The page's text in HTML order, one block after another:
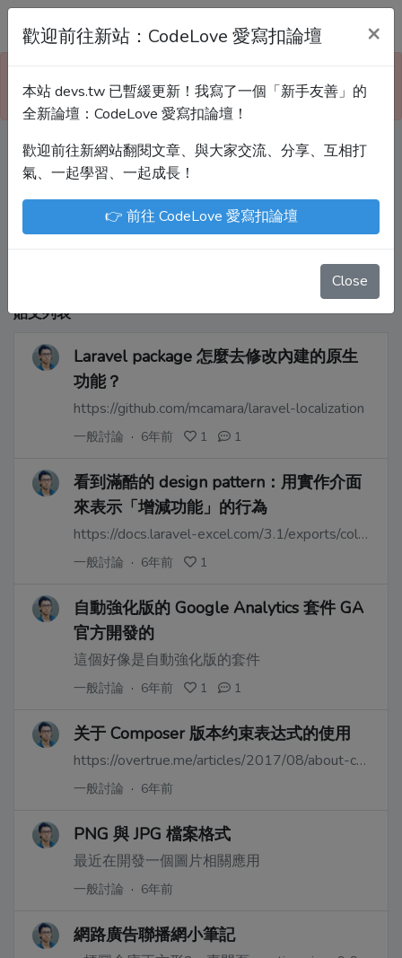
Devs.tw 寫程式討論區
請到新網站「CodeLove 愛寫扣論壇」！
Devs.tw 是讓工程師寫筆記、網誌的平台。歡迎
您隨手紀錄、寫作，方便日後搜尋！
尤川豪
Enoxs
chenjenping
貼文列表
Laravel package 怎麼去修改內建的原生
功能？
https://github.com/mcamara/laravel-localization
一般討論 · 6年前 1 1
看到滿酷的 design pattern：用實作介面
來表示「增減功能」的行為
https://docs.laravel-excel.com/3.1/exports/collection.html
一般討論 · 6年前 1
自動強化版的 Google Analytics 套件 GA
官方開發的
這個好像是自動強化版的套件
一般討論 · 6年前 1 1
关于 Composer 版本约束表达式的使用
https://overtrue.me/articles/2017/08/about-composer-version-constraint.html
一般討論 · 6年前
PNG 與 JPG 檔案格式
最近在開發一個圖片相關應用
一般討論 · 6年前
網路廣告聯播網小筆記
歡迎前往新站：CodeLove 愛寫扣論壇 ×
本站 devs.tw 已暫緩更新！我寫了一個「新手友善」的
全新論壇：CodeLove 愛寫扣論壇！
歡迎前往新網站翻閱文章、與大家交流、分享、互相打
氣、一起學習、一起成長！
👉 前往 CodeLove 愛寫扣論壇
Close